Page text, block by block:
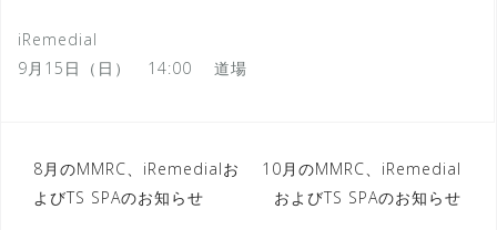
iRemedial
9月15日（日） 14:00 道場
投
稿
8月のMMRC、iRemedialお
よびTS SPAのお知らせ
10月のMMRC、iRemedial
およびTS SPAのお知らせ